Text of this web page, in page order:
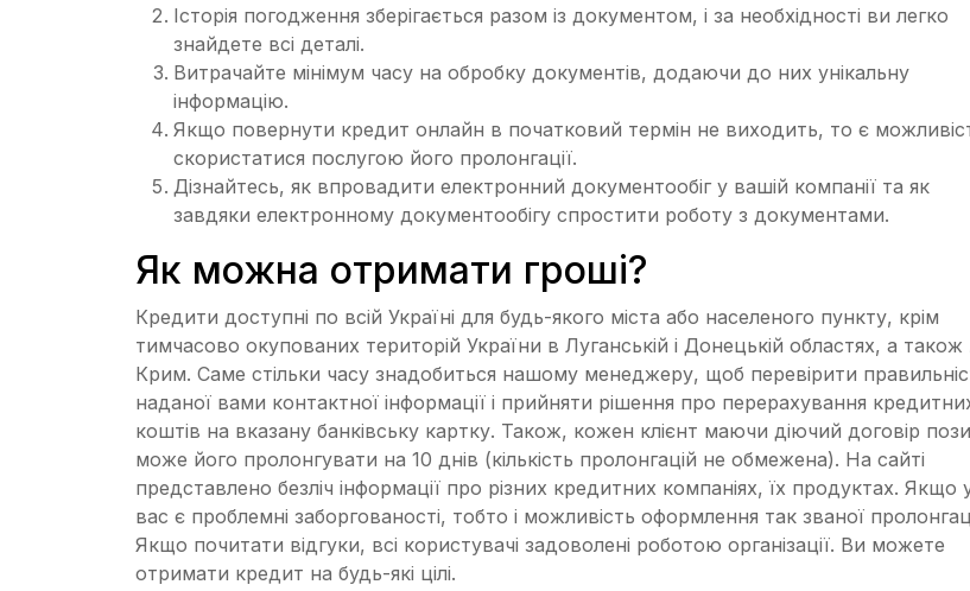
Історія погодження зберігається разом із документом, і за необхідності ви легко
знайдете всі деталі.
Витрачайте мінімум часу на обробку документів, додаючи до них унікальну
інформацію.
Якщо повернути кредит онлайн в початковий термін не виходить, то є
скористатися послугою його пролонгації.
Дізнайтесь, як впровадити електронний документообіг у вашій компанії та як
завдяки електронному документообігу спростити роботу з документами.
Як можна отримати гроші?
Кредити доступні по всій Україні для будь-якого міста або населеного пункту, крім
тимчасово окупованих територій України в Луганській і Донецькій областях, а
Крим. Саме стільки часу знадобиться нашому менеджеру, щоб перевірити
наданої вами контактної інформації і прийняти рішення про перерахування
коштів на вказану банківську картку. Також, кожен клієнт маючи діючий договір
може його пролонгувати на 10 днів (кількість пролонгацій не обмежена). На сайті
представлено безліч інформації про різних кредитних компаніях, їх продуктах. Якщо
вас є проблемні заборгованості, тобто і можливість оформлення так званої
Якщо почитати відгуки, всі користувачі задоволені роботою організації. Ви можете
отримати кредит на будь-які цілі.